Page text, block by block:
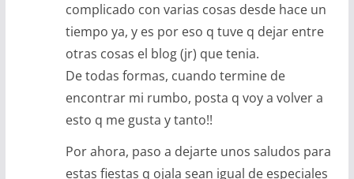
complicado con varias cosas desde hace un
tiempo ya, y es por eso q tuve q dejar entre
otras cosas el blog (jr) que tenia.
De todas formas, cuando termine de
encontrar mi rumbo, posta q voy a volver a
esto q me gusta y tanto!!
Por ahora, paso a dejarte unos saludos para
estas fiestas q ojala sean igual de especiales